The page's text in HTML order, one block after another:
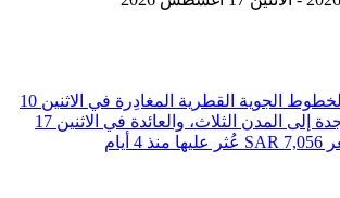
تحديد رحلة طيران ⁦الخطوط الجوية القطرية⁩ المغادِرة في ⁦الاثنين 10
أغسطس 2026⁩ من ⁦جدة⁩ إلى ⁦المدن الثلاث⁩، والعائدة في ⁦الاثنين 17